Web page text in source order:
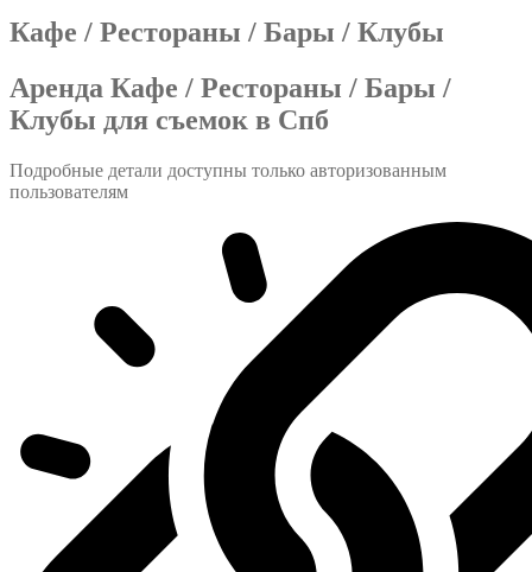
Кафе / Рестораны / Бары / Клубы
Аренда Кафе / Рестораны / Бары /
Клубы для съемок в Спб
Подробные детали доступны только авторизованным
пользователям